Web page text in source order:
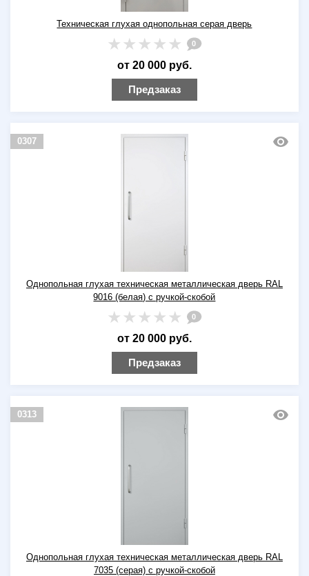
Техническая глухая однопольная серая дверь
0
от 20 000 руб.
Предзаказ
0307
Однопольная глухая техническая металлическая дверь RAL
9016 (белая) с ручкой-скобой
0
от 20 000 руб.
Предзаказ
0313
Однопольная глухая техническая металлическая дверь RAL
7035 (серая) с ручкой-скобой